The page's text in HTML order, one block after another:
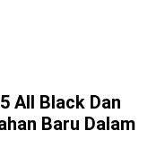
All Black Dan
Baru Dalam